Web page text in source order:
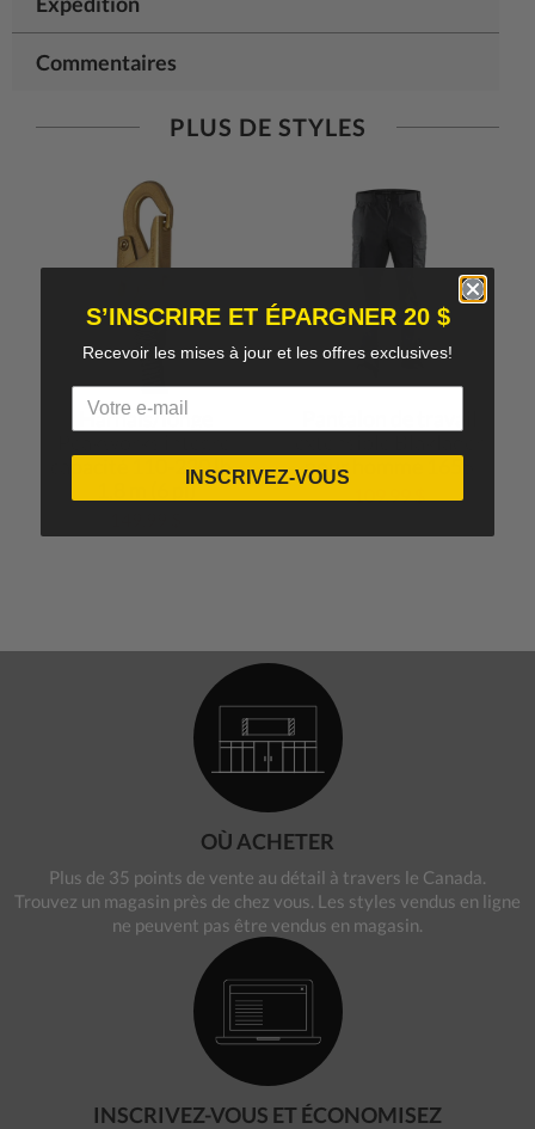
Commentaires
PLUS DE STYLES
Harnais/longe
capacité 110-220 lb -
1,8 m (6 pi)
pour homme 1655
OÙ ACHETER
Plus de 35 points de vente au détail à travers le Canada.
Trouvez un magasin près de chez vous. Les styles vendus en ligne
ne peuvent pas être vendus en magasin.
INSCRIVEZ-VOUS ET ÉCONOMISEZ
S’INSCRIRE ET ÉPARGNER 20 $
Recevoir les mises à jour et les offres exclusives!
INSCRIVEZ-VOUS